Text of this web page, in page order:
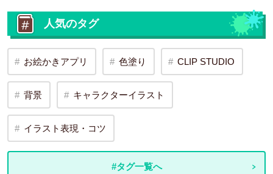
人気のタグ
お絵かきアプリ 色塗り CLIP STUDIO
背景 キャラクターイラスト
イラスト表現・コツ
#タグ一覧へ